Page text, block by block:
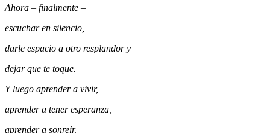
Ahora – finalmente –
escucharen silencio,
darle espacio a otro resplandor y
dejarque te toque.
Y luego aprender a vivir,
aprendera tener esperanza,
aprendera sonreír,